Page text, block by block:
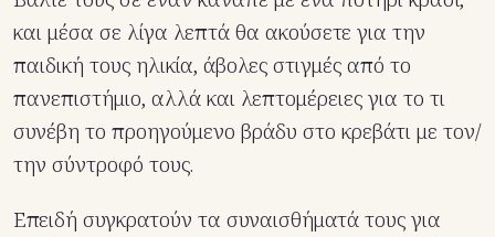
και μέσα σε λίγα λεπτά θα ακούσετε για την
παιδική τους ηλικία, άβολες στιγμές από το
πανεπιστήμιο, αλλά και λεπτομέρειες για το τι
συνέβη το προηγούμενο βράδυ στο κρεβάτι με τον/
την σύντροφό τους.
Επειδή συγκρατούν τα συναισθήματά τους για